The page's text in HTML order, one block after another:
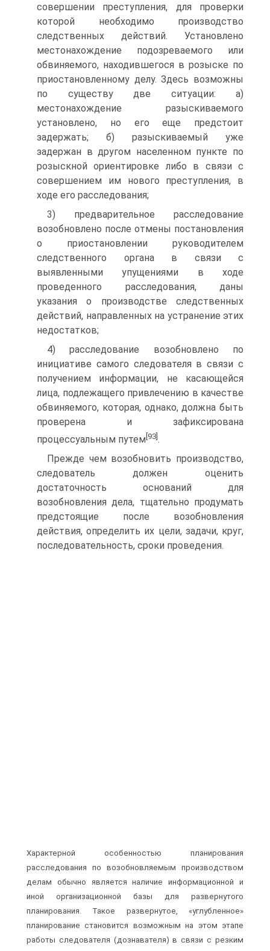
совершении преступления, для проверки
которой необходимо производство
следственных действий. Установлено
местонахождение подозреваемого или
обвиняемого, находившегося в розыске по
приостановленному делу. Здесь возможны
по существу две ситуации: а)
местонахождение разыскиваемого
установлено, но его еще предстоит
задержать; б) разыскиваемый уже
задержан в другом населенном пункте по
розыскной ориентировке либо в связи с
совершением им нового преступления, в
ходе его расследования;
3) предварительное расследование
возобновлено после отмены постановления
о приостановлении руководителем
следственного органа в связи с
выявленными упущениями в ходе
проведенного расследования, даны
указания о производстве следственных
действий, направленных на устранение этих
недостатков;
4) расследование возобновлено по
инициативе самого следователя в связи с
получением информации, не касающейся
лица, подлежащего привлечению в качестве
обвиняемого, которая, однако, должна быть
проверена и зафиксирована
процессуальным путем [93] .
Прежде чем возобновить производство,
следователь должен оценить
достаточность оснований для
возобновления дела, тщательно продумать
предстоящие после возобновления
действия, определить их цели, задачи, круг,
последовательность, сроки проведения.
Характерной особенностью планирования
расследования по возобновляемым производством
делам обычно является наличие информационной и
иной организационной базы для развернутого
планирования. Такое развернутое, «углубленное»
планирование становится возможным на этом этапе
работы следователя (дознавателя) в связи с резким